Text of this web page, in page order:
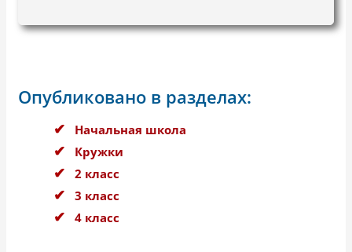
Опубликовано в разделах:
Начальная школа
Кружки
2 класс
3 класс
4 класс